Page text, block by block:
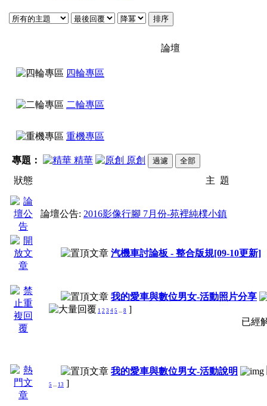
論壇
四輪專區
二輪專區
重機專區
專題： 精華
原創
狀態
主 題
論壇公告: 2016影像行腳 7月份-苑裡純樸小鎮
汽機車討論板 - 整合版規[09-10更新]
我的愛車與數位男女-活動照片分享
1 2 3 4 5 ... 8 ]
已經
我的愛車與數位男女-活動說明
5 ... 13 ]